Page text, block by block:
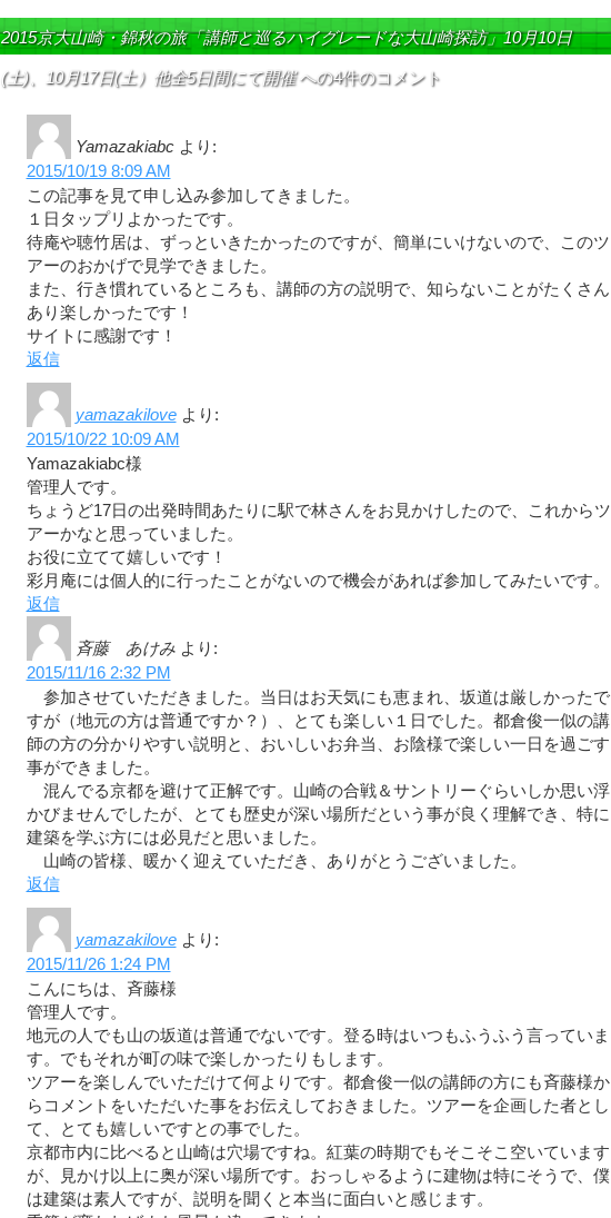
2015京大山崎・錦秋の旅「講師と巡るハイグレードな大山崎探訪」10月10日
(土)、10月17日(土）他全5日間にて開催への4件のコメント
Yamazakiabc より:
2015/10/19 8:09 AM
この記事を見て申し込み参加してきました。
１日タップリよかったです。
待庵や聴竹居は、ずっといきたかったのですが、簡単にいけないので、このツ
アーのおかげで見学できました。
また、行き慣れているところも、講師の方の説明で、知らないことがたくさん
あり楽しかったです！
サイトに感謝です！
返信
yamazakilove より:
2015/10/22 10:09 AM
Yamazakiabc様
管理人です。
ちょうど17日の出発時間あたりに駅で林さんをお見かけしたので、これからツ
アーかなと思っていました。
お役に立てて嬉しいです！
彩月庵には個人的に行ったことがないので機会があれば参加してみたいです。
返信
斉藤 あけみ より:
2015/11/16 2:32 PM
参加させていただきました。当日はお天気にも恵まれ、坂道は厳しかったで
すが（地元の方は普通ですか？）、とても楽しい１日でした。都倉俊一似の講
師の方の分かりやすい説明と、おいしいお弁当、お陰様で楽しい一日を過ごす
事ができました。
混んでる京都を避けて正解です。山崎の合戦＆サントリーぐらいしか思い浮
かびませんでしたが、とても歴史が深い場所だという事が良く理解でき、特に
建築を学ぶ方には必見だと思いました。
山崎の皆様、暖かく迎えていただき、ありがとうございました。
返信
yamazakilove より:
2015/11/26 1:24 PM
こんにちは、斉藤様
管理人です。
地元の人でも山の坂道は普通でないです。登る時はいつもふうふう言っていま
す。でもそれが町の味で楽しかったりもします。
ツアーを楽しんでいただけて何よりです。都倉俊一似の講師の方にも斉藤様か
らコメントをいただいた事をお伝えしておきました。ツアーを企画した者とし
て、とても嬉しいですとの事でした。
京都市内に比べると山崎は穴場ですね。紅葉の時期でもそこそこ空いています
が、見かけ以上に奥が深い場所です。おっしゃるように建物は特にそうで、僕
は建築は素人ですが、説明を聞くと本当に面白いと感じます。